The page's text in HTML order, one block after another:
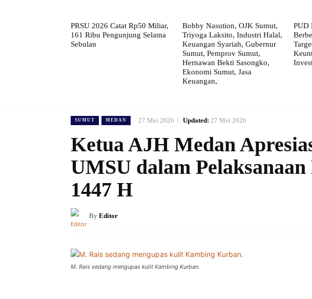
PRSU 2026 Catat Rp50 Miliar,
161 Ribu Pengunjung Selama
Sebulan
Bobby Nasution, OJK Sumut,
Triyoga Laksito, Industri Halal,
Keuangan Syariah, Gubernur
Sumut, Pemprov Sumut,
Hernawan Bekti Sasongko,
Ekonomi Sumut, Jasa
Keuangan,
PUD
SUMUT MEDAN 27 Mei 2026 Updated: 27 Mei 2026
Ketua AJH Medan
UMSU dalam
1447 H
By Editor
M. Rais sedang mengupas kulit Kambing Kurban.